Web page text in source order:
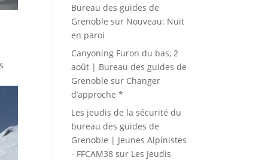
Bureau des guides de
Grenoble sur Nouveau: Nuit
en paroi
Canyoning Furon du bas, 2
août | Bureau des guides de
Grenoble sur Changer
d’approche *
Les jeudis de la sécurité du
bureau des guides de
Grenoble | Jeunes Alpinistes
- FFCAM38 sur Les Jeudis